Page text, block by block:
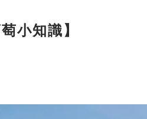
小知識】